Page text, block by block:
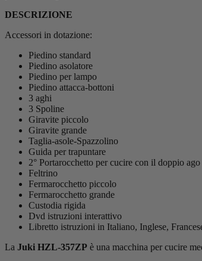
DESCRIZIONE
Accessori in dotazione:
Piedino standard
Piedino asolatore
Piedino per lampo
Piedino attacca-bottoni
3 aghi
3 Spoline
Giravite piccolo
Giravite grande
Taglia-asole-Spazzolino
Guida per trapuntare
2° Portarocchetto per cucire con il doppio ago
Feltrino
Fermarocchetto piccolo
Fermarocchetto grande
Custodia rigida
Dvd istruzioni interattivo
Libretto istruzioni in Italiano, Inglese,
La Juki HZL-357ZP è una macchina per cucire